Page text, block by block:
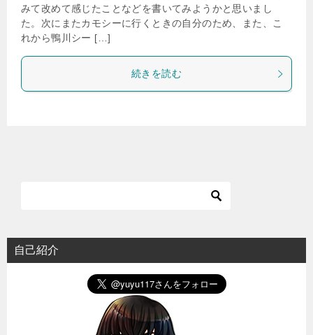
みて改めて感じたことなどを書いてみようかと思いまし
た。次にまたカモシーに行くときの自分のため、また、こ
れから鴨川シー […]
続きを読む
自己紹介